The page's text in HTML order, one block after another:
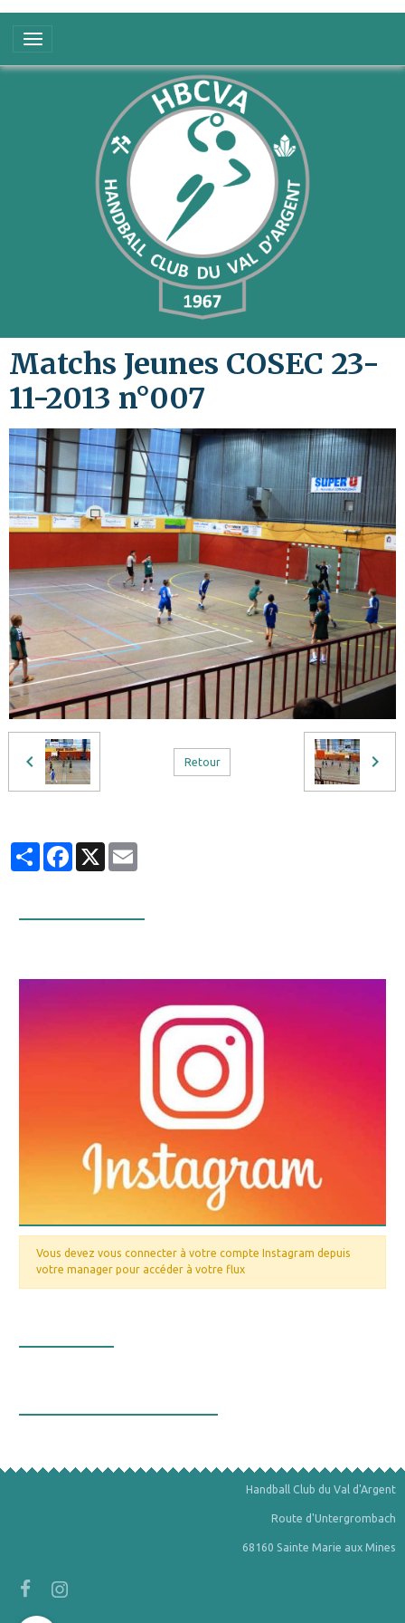
Matchs Jeunes COSEC 23-
11-2013 n°007
Retour
PartagerFacebook
X
Vous devez vous connecter à votre compte Instagram depuis
votre manager pour accéder à votre flux
Handball Club du Val d'Argent
Route d'Untergrombach
68160 Sainte Marie aux Mines